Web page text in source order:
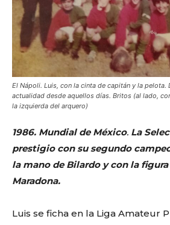
El Nápoli. Luis, con la cinta de capitán y la pelota.
actualidad desde aquellos días. Britos (al lado,
la izquierda del arquero)
1986. Mundial de México. La
prestigio con su segundo
la mano de Bilardo y con la
Maradona.
Luis se ficha en la Liga Amateur